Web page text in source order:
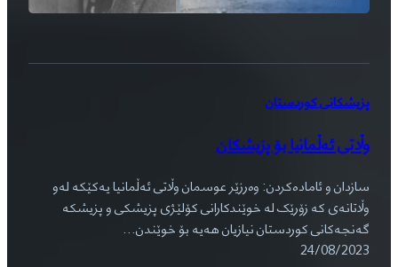
پزیشکانی کوردستان
وڵاتی ئەڵمانیا بۆ پزیشکان
سازدان و ئامادەکردن: وەرزێر عوسمان وڵاتی ئەڵمانیا یەکێکە لەو
وڵاتانەی کە زۆرێک لە خوێندکارانی کۆلێژی پزیشکی و پزیشکە
گەنجەکانی کوردستان نیازیان هەیە بۆ خوێندن…
24/08/2023